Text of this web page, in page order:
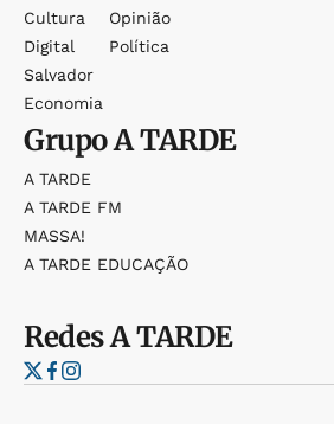
Cultura
Digital
Salvador
Economia
Opinião
Política
GrupoA TARDE
A TARDE
A TARDE FM
MASSA!
A TARDE EDUCAÇÃO
RedesA TARDE